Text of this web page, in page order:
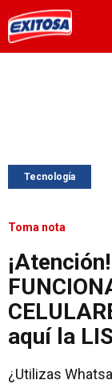
Tecnología
Toma nota
aquí la
¿Utilizas